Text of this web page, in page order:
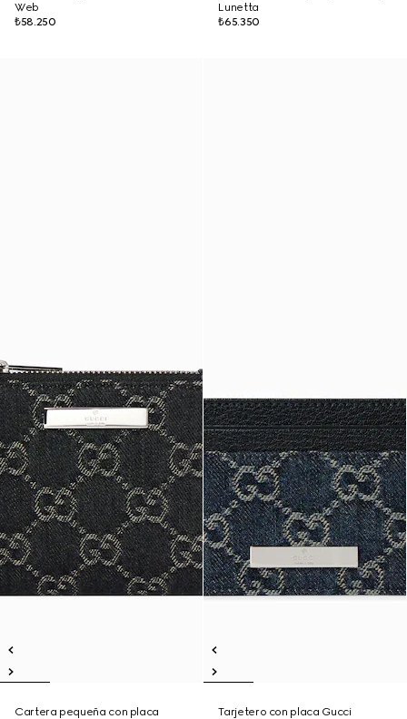
Web
₺58.250
Lunetta
₺65.350
Cartera pequeña con placa
Tarjetero con placa Gucci